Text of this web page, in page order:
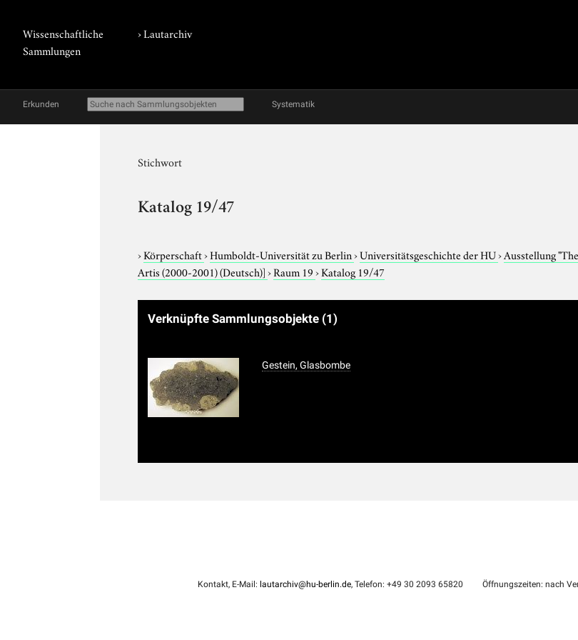
Wissenschaftliche
Sammlungen
›Lautarchiv
Erkunden Systematik
Stichwort
Katalog 19/47
›Körperschaft›Humboldt-Universität zu Berlin›Universitätsgeschichte der HU›Ausstellung
Artis (2000-2001) (Deutsch)]›Raum 19›Katalog 19/47
Verknüpfte Sammlungsobjekte (1)
Gestein, Glasbombe
Kontakt, E-Mail: lautarchiv@hu-berlin.de, Telefon: +49 30 2093 65820 Öffnungszeiten: nach